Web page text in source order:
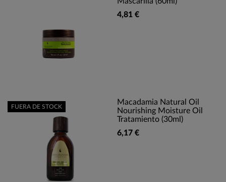
4,81 €
Macadamia Natural Oil
Nourishing Moisture Oil
Tratamiento (30ml)
6,17 €
FUERA DE STOCK